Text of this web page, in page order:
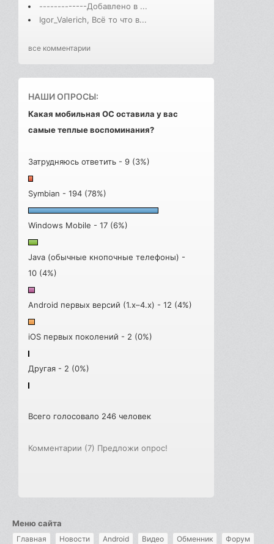
-------------Добавлено в ...
Igor_Valerich, Всё то что в...
все комментарии
НАШИ ОПРОСЫ:
Какая мобильная ОС оставила у вас
самые теплые воспоминания?
Затрудняюсь ответить - 9 (3%)
Symbian - 194 (78%)
Windows Mobile - 17 (6%)
Java (обычные кнопочные телефоны) -
10 (4%)
Android первых версий (1.x–4.x) - 12 (4%)
iOS первых поколений - 2 (0%)
Другая - 2 (0%)
Всего голосовало 246 человек
Комментарии (7) Предложи опрос!
Меню сайта
Главная Новости Android Видео Обменник Форум